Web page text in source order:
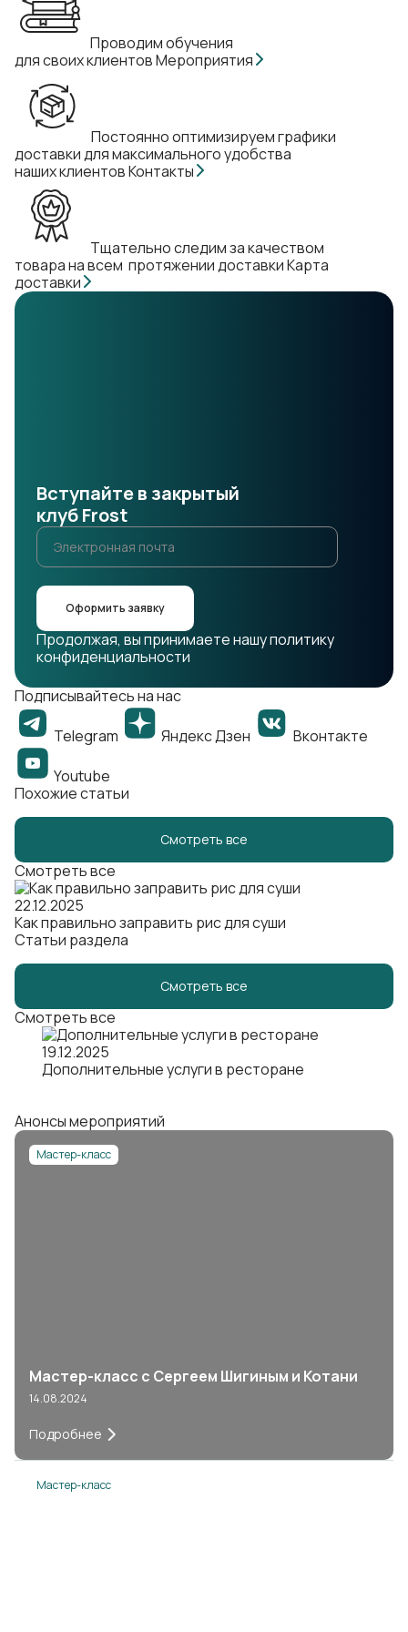
Проводим обучения
для своих клиентовМероприятия
Постоянно оптимизируем графики
доставки для максимального удобства
наших клиентовКонтакты
Тщательно следим за качеством
товара на всем протяжении доставкиКарта
доставки
Вступайте в закрытый
клуб Frost
Оформить заявку
Продолжая, вы принимаете нашу политику
конфиденциальности
Подписывайтесь на нас
Telegram
Яндекс Дзен
Вконтакте
Youtube
Похожие статьи
Смотреть все
Смотреть все
22.12.2025
Как правильно заправить рис для суши
Статьи раздела
Смотреть все
Смотреть все
19.12.2025
Дополнительные услуги в ресторане
Анонсы мероприятий
Мастер-класс
Мастер-класс с Сергеем Шигиным и Котани
14.08.2024
Подробнее
Мастер-класс